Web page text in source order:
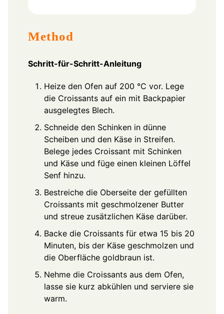
Method
Schritt-für-Schritt-Anleitung
Heize den Ofen auf 200 °C vor. Lege
die Croissants auf ein mit Backpapier
ausgelegtes Blech.
Schneide den Schinken in dünne
Scheiben und den Käse in Streifen.
Belege jedes Croissant mit Schinken
und Käse und füge einen kleinen Löffel
Senf hinzu.
Bestreiche die Oberseite der gefüllten
Croissants mit geschmolzener Butter
und streue zusätzlichen Käse darüber.
Backe die Croissants für etwa 15 bis 20
Minuten, bis der Käse geschmolzen und
die Oberfläche goldbraun ist.
Nehme die Croissants aus dem Ofen,
lasse sie kurz abkühlen und serviere sie
warm.